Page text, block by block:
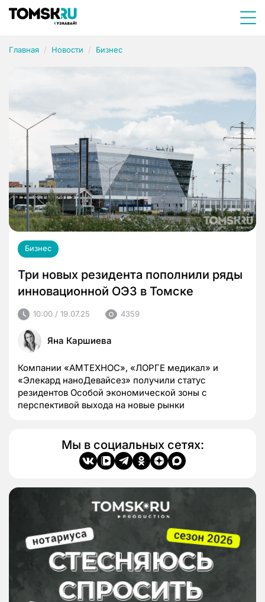
Главная Новости Бизнес
Бизнес
Три новых резидента пополнили ряды
инновационной ОЭЗ в Томске
10:00 / 19.07.25 4359
Яна Каршиева
Компании «АМТЕХНОС», «ЛОРГЕ медикал» и
«Элекард наноДевайсез» получили статус
резидентов Особой экономической зоны с
перспективой выхода на новые рынки
Мы в социальных сетях: